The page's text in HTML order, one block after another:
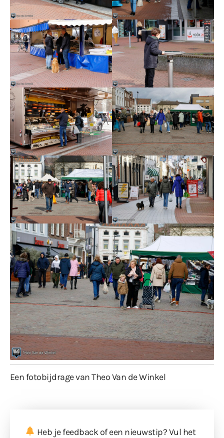
Een fotobijdrage van Theo Van de Winkel
Heb je feedback of een nieuwstip? Vul het